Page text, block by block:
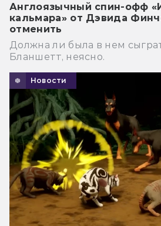
Англоязычный спин-офф
кальмара» от Дэвида
отменить
Должна ли была в нем
Бланшетт, неясно.
Новости